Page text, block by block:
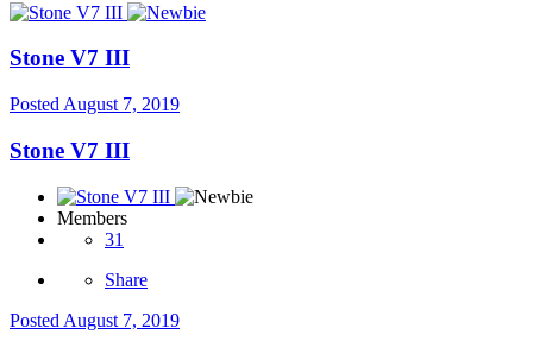
Stone V7 III
Posted August 7, 2019
Stone V7 III
Members
31
Share
Posted August 7, 2019